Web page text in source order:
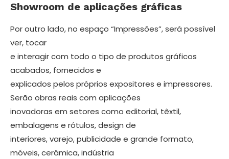
Showroom de aplicações gráficas
Por outro lado, no espaço “Impressões”, será possível
ver, tocar
e interagir com todo o tipo de produtos gráficos
acabados, fornecidos e
explicados pelos próprios expositores e impressores.
Serão obras reais com aplicações
inovadoras em setores como editorial, têxtil,
embalagens e rótulos, design de
interiores, varejo, publicidade e grande formato,
móveis, cerâmica, indústria